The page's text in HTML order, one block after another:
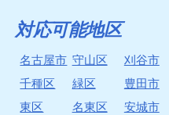
対応可能地区
名古屋市
千種区
東区
守山区
緑区
名東区
刈谷市
豊田市
安城市